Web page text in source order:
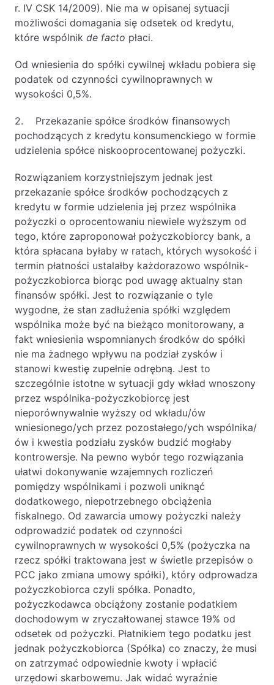
r. IV CSK 14/2009). Nie ma w opisanej sytuacji
możliwości domagania się odsetek od kredytu,
które wspólnik de facto płaci.
Od wniesienia do spółki cywilnej wkładu pobiera się
podatek od czynności cywilnoprawnych w
wysokości 0,5%.
2. Przekazanie spółce środków finansowych
pochodzących z kredytu konsumenckiego w formie
udzielenia spółce niskooprocentowanej pożyczki.
Rozwiązaniem korzystniejszym jednak jest
przekazanie spółce środków pochodzących z
kredytu w formie udzielenia jej przez wspólnika
pożyczki o oprocentowaniu niewiele wyższym od
tego, które zaproponował pożyczkobiorcy bank, a
która spłacana byłaby w ratach, których wysokość i
termin płatności ustalałby każdorazowo wspólnik-
pożyczkobiorca biorąc pod uwagę aktualny stan
finansów spółki. Jest to rozwiązanie o tyle
wygodne, że stan zadłużenia spółki względem
wspólnika może być na bieżąco monitorowany, a
fakt wniesienia wspomnianych środków do spółki
nie ma żadnego wpływu na podział zysków i
stanowi kwestię zupełnie odrębną. Jest to
szczególnie istotne w sytuacji gdy wkład wnoszony
przez wspólnika-pożyczkobiorcę jest
nieporównywalnie wyższy od wkładu/ów
wniesionego/ych przez pozostałego/ych wspólnika/
ów i kwestia podziału zysków budzić mogłaby
kontrowersje. Na pewno wybór tego rozwiązania
ułatwi dokonywanie wzajemnych rozliczeń
pomiędzy wspólnikami i pozwoli uniknąć
dodatkowego, niepotrzebnego obciążenia
fiskalnego. Od zawarcia umowy pożyczki należy
odprowadzić podatek od czynności
cywilnoprawnych w wysokości 0,5% (pożyczka na
rzecz spółki traktowana jest w świetle przepisów o
PCC jako zmiana umowy spółki), który odprowadza
pożyczkobiorca czyli spółka. Ponadto,
pożyczkodawca obciążony zostanie podatkiem
dochodowym w zryczałtowanej stawce 19% od
odsetek od pożyczki. Płatnikiem tego podatku jest
jednak pożyczkobiorca (Spółka) co znaczy, że musi
on zatrzymać odpowiednie kwoty i wpłacić
urzędowi skarbowemu. Jak widać wyraźnie